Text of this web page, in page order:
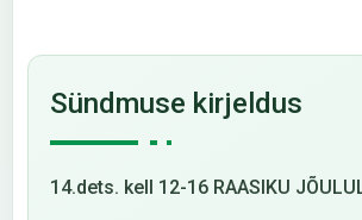
Sündmuse kirjeldus
14.dets. kell 12-16 RAASIKU